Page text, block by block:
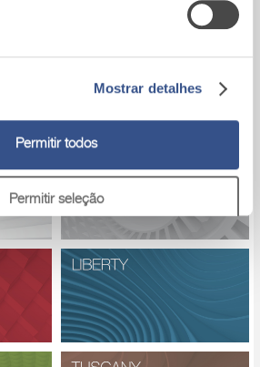
Mostrar detalhes
Permitir todos
Permitir seleção
Rejeitar